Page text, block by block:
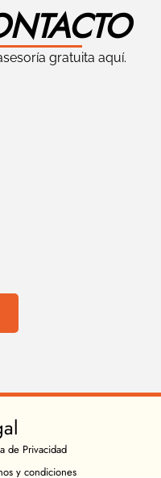
gratuita aquí.
de Privacidad
y condiciones